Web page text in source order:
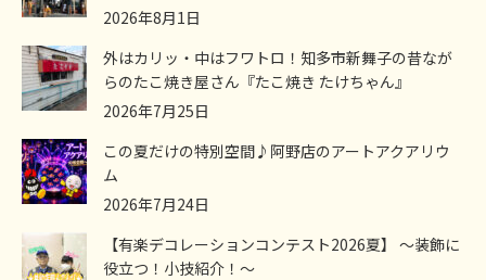
2026年8月1日
外はカリッ・中はフワトロ！知多市新舞子の昔なが
らのたこ焼き屋さん『たこ焼き たけちゃん』
2026年7月25日
この夏だけの特別空間♪阿野店のアートアクアリウ
ム
2026年7月24日
【有楽デコレーションコンテスト2026夏】 ～装飾に
役立つ！小技紹介！～